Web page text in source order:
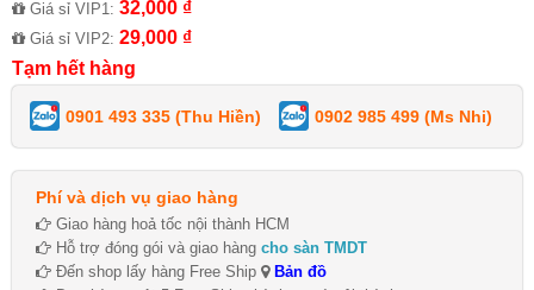
Giá sỉ VIP1: 32,000 ₫
Giá sỉ VIP2: 29,000 ₫
Tạm hết hàng
0901 493 335 (Thu Hiền) 0902 985 499 (Ms Nhi)
Phí và dịch vụ giao hàng
Giao hàng hoả tốc nội thành HCM
Hỗ trợ đóng gói và giao hàng cho sàn TMDT
Đến shop lấy hàng Free Ship
Bản đồ